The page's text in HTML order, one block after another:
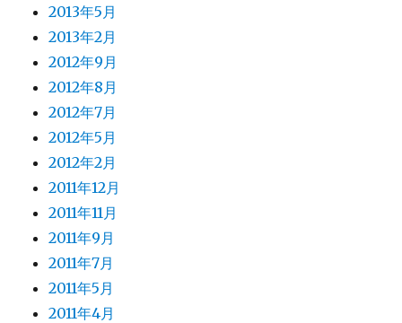
2013年5月
2013年2月
2012年9月
2012年8月
2012年7月
2012年5月
2012年2月
2011年12月
2011年11月
2011年9月
2011年7月
2011年5月
2011年4月